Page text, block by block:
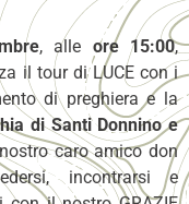
, alle ore 15:00,
il tour di LUCE con i
di preghiera e la
di Santi Donnino e
caro amico don
incontrarsi e